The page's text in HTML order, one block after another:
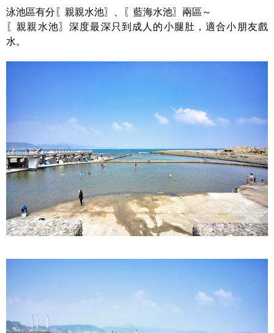
泳池區有分〖親親水池〗、〖藍海水池〗兩區～
〖親親水池〗深度最深只到成人的小腿肚，適合小朋友戲
水。